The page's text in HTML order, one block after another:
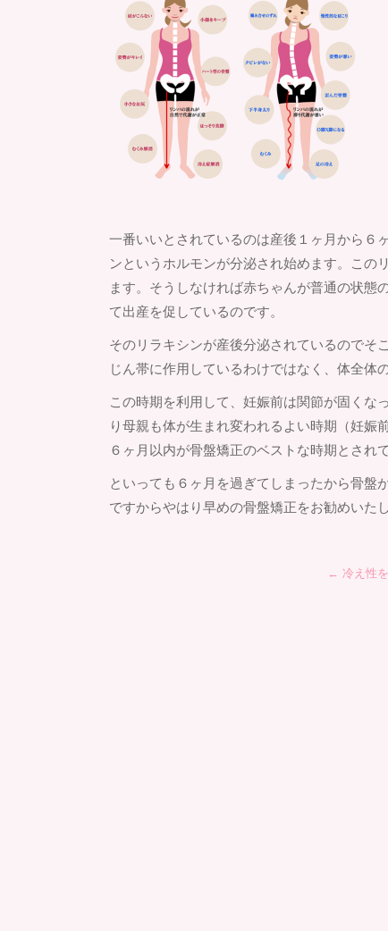
一番いいとされているのは産後１ヶ月から６
ンというホルモンが分泌され始めます。この
ます。そうしなければ赤ちゃんが普通の状態
て出産を促しているのです。
そのリラキシンが産後分泌されているのでそ
じん帯に作用しているわけではなく、体全体
この時期を利用して、妊娠前は関節が固くな
り母親も体が生まれ変われるよい時期（妊娠
６ヶ月以内が骨盤矯正のベストな時期とされ
といっても６ヶ月を過ぎてしまったから骨盤
ですからやはり早めの骨盤矯正をお勧めいたし
← 冷え性